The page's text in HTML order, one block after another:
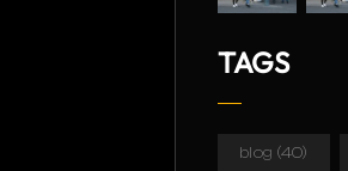
TAGS
blog (40)